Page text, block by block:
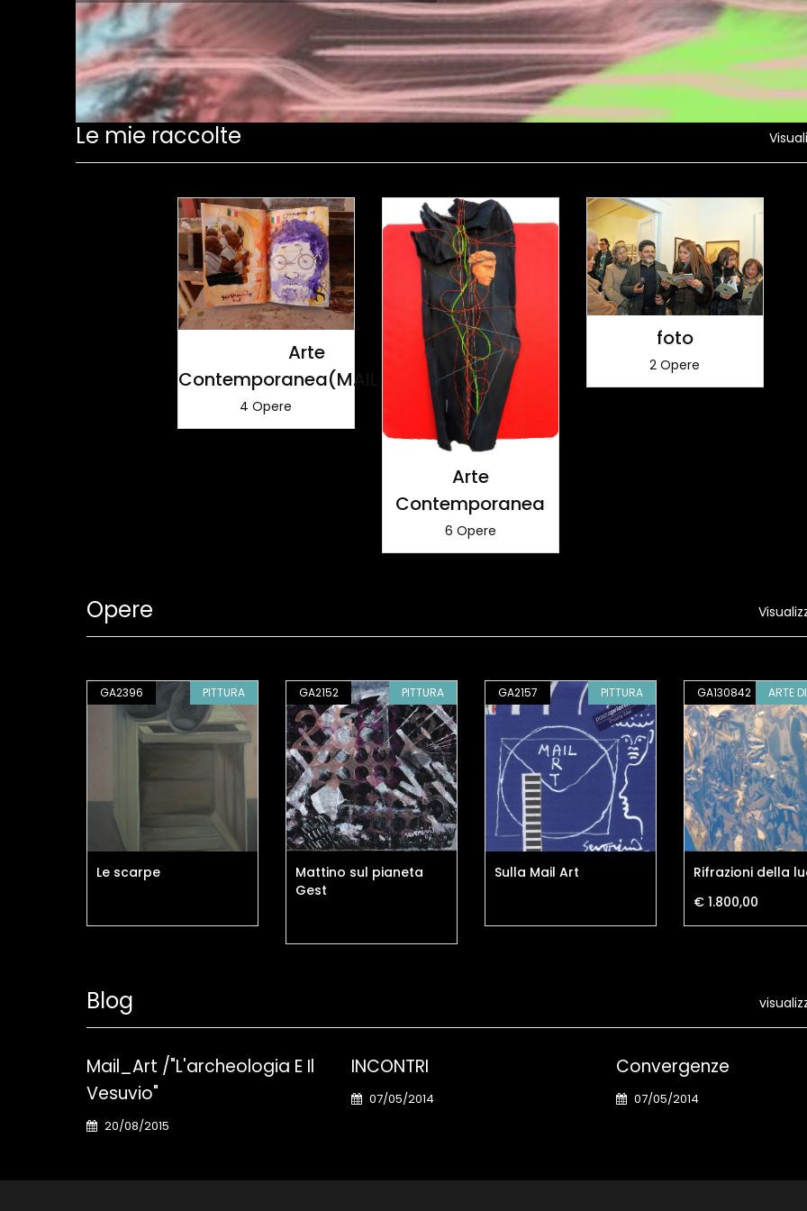
Le mie raccolte
Arte
Contemporanea(MAIL_ART)
4 Opere
Arte
Contemporanea
6 Opere
foto
2 Opere
Opere
GA2396 PITTURA
Le scarpe
GA2152 PITTURA
Mattino sul pianeta
Gest
GA2157 PITTURA
Sulla Mail Art
GA130842 ARTE
Rifrazioni della
€ 1.800,00
Blog
Mail_Art /"L'archeologia E Il
Vesuvio"
20/08/2015
INCONTRI
07/05/2014
Convergenze
07/05/2014